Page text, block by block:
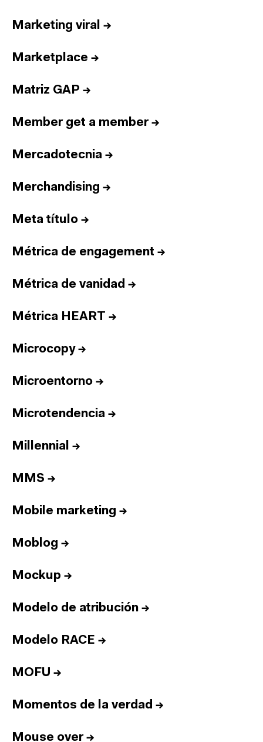
Marketing viral →
Marketplace →
Matriz GAP →
Member get a member→
Mercadotecnia →
Merchandising →
Meta título →
Métrica de engagement →
Métrica de vanidad →
Métrica HEART →
Microcopy→
Microentorno →
Microtendencia →
Millennial →
MMS →
Mobile marketing →
Moblog →
Mockup →
Modelo de atribución →
Modelo RACE →
MOFU →
Momentos de la verdad →
Mouse over→
Equipo
Informes
Talento
Premios
Contacto
English
Instagram1.898Youtube212